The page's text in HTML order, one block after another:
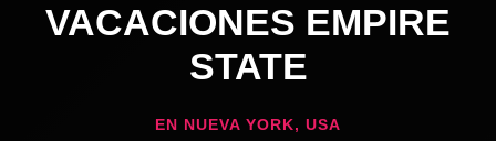
VACACIONES EMPIRE
STATE
EN NUEVA YORK, USA